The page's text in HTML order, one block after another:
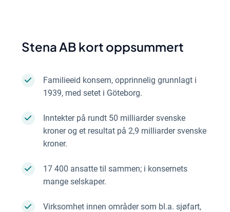
Stena AB kort oppsummert
Familieeid konsern, opprinnelig grunnlagt i
1939, med setet i Göteborg.
Inntekter på rundt 50 milliarder svenske
kroner og et resultat på 2,9 milliarder svenske
kroner.
17 400 ansatte til sammen; i konsernets
mange selskaper.
Virksomhet innen områder som bl.a. sjøfart,